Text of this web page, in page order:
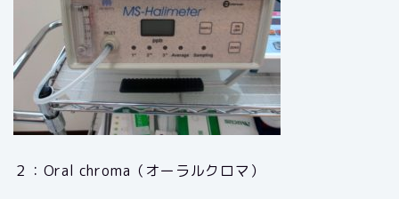
２：Oral chroma（オーラルクロマ）